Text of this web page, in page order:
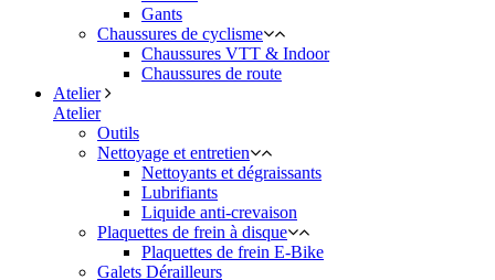
Gants
Chaussures de cyclisme
Chaussures VTT & Indoor
Chaussures de route
Atelier
Atelier
Outils
Nettoyage et entretien
Nettoyants et dégraissants
Lubrifiants
Liquide anti-crevaison
Plaquettes de frein à disque
Plaquettes de frein E-Bike
Galets Dérailleurs